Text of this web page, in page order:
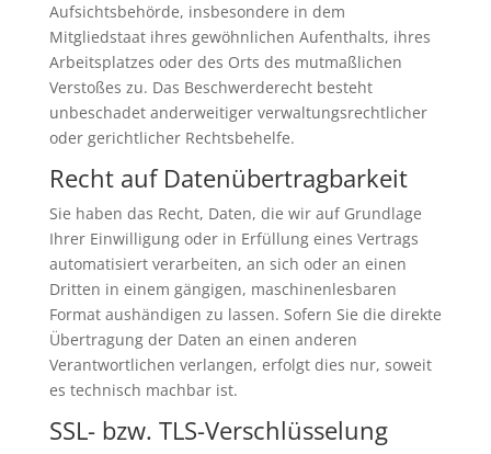
Aufsichtsbehörde, insbesondere in dem
Mitgliedstaat ihres gewöhnlichen Aufenthalts, ihres
Arbeitsplatzes oder des Orts des mutmaßlichen
Verstoßes zu. Das Beschwerderecht besteht
unbeschadet anderweitiger verwaltungsrechtlicher
oder gerichtlicher Rechtsbehelfe.
Recht auf Daten­übertrag­barkeit
Sie haben das Recht, Daten, die wir auf Grundlage
Ihrer Einwilligung oder in Erfüllung eines Vertrags
automatisiert verarbeiten, an sich oder an einen
Dritten in einem gängigen, maschinenlesbaren
Format aushändigen zu lassen. Sofern Sie die direkte
Übertragung der Daten an einen anderen
Verantwortlichen verlangen, erfolgt dies nur, soweit
es technisch machbar ist.
SSL- bzw. TLS-Verschlüsselung